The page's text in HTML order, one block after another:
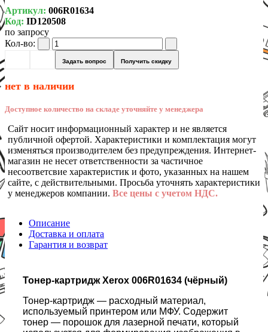
Артикул: 006R01634
Код: ID120508
по запросу
Кол-во:
Задать вопрос Получить скидку
нет в наличии
Доступное количество на складе уточняйте у менеджера
Сайт носит информационный характер и не является
публичной офертой. Характеристики и комплектация могут
изменяться производителем без предупреждения. Интернет-
магазин не несет ответственности за частичное
несоответсвие характеристик и фото, указанных на нашем
сайте, с действительными. Просьба уточнять характеристики
у менеджеров компании. Все цены с учетом НДС.
Описание
Доставка и оплата
Гарантия и возврат
Тонер-картридж Xerox 006R01634 (чёрный)
Тонер-картридж — расходный материал,
используемый принтером или МФУ. Содержит
тонер — порошок для лазерной печати, который